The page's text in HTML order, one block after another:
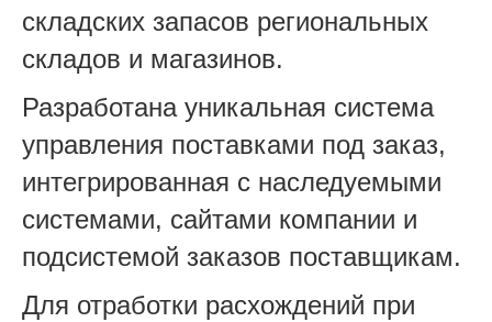
складских запасов региональных
складов и магазинов.
Разработана уникальная система
управления поставками под заказ,
интегрированная с наследуемыми
системами, сайтами компании и
подсистемой заказов поставщикам.
Для отработки расхождений при